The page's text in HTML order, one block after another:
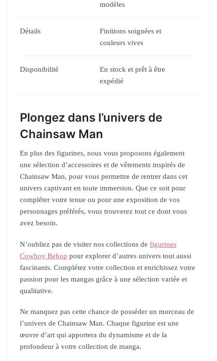
modèles
Détails
Finitions soignées et
couleurs vives
Disponibilité
En stock et prêt à être
expédié
Plongez dans l’univers de
Chainsaw Man
En plus des figurines, nous vous proposons également
une sélection d’accessoires et de vêtements inspirés de
Chainsaw Man, pour vous permettre de rentrer dans cet
univers captivant en toute immersion. Que ce soit pour
compléter votre tenue ou pour une exposition de vos
personnages préférés, vous trouverez tout ce dont vous
avez besoin.
N’oubliez pas de visiter nos collections de figurines
Cowboy Bebop pour explorer d’autres univers tout aussi
fascinants. Complétez votre collection et enrichissez votre
passion pour les mangas grâce à une sélection variée et
qualitative.
Ne manquez pas cette chance de posséder un morceau de
l’univers de Chainsaw Man. Chaque figurine est une
œuvre d’art qui apportera du dynamisme et de la
profondeur à votre collection de manga.